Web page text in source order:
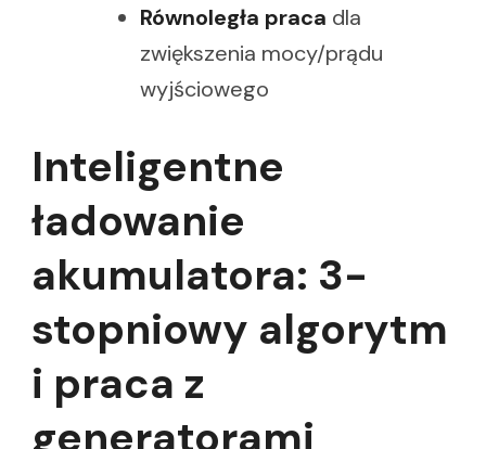
Równoległa praca dla
zwiększenia mocy/prądu
wyjściowego
Inteligentne
ładowanie
akumulatora: 3-
stopniowy algorytm
i praca z